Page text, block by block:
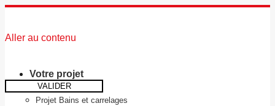
Aller au contenu
Votre projet
Projet Bains et carrelages
VALIDER